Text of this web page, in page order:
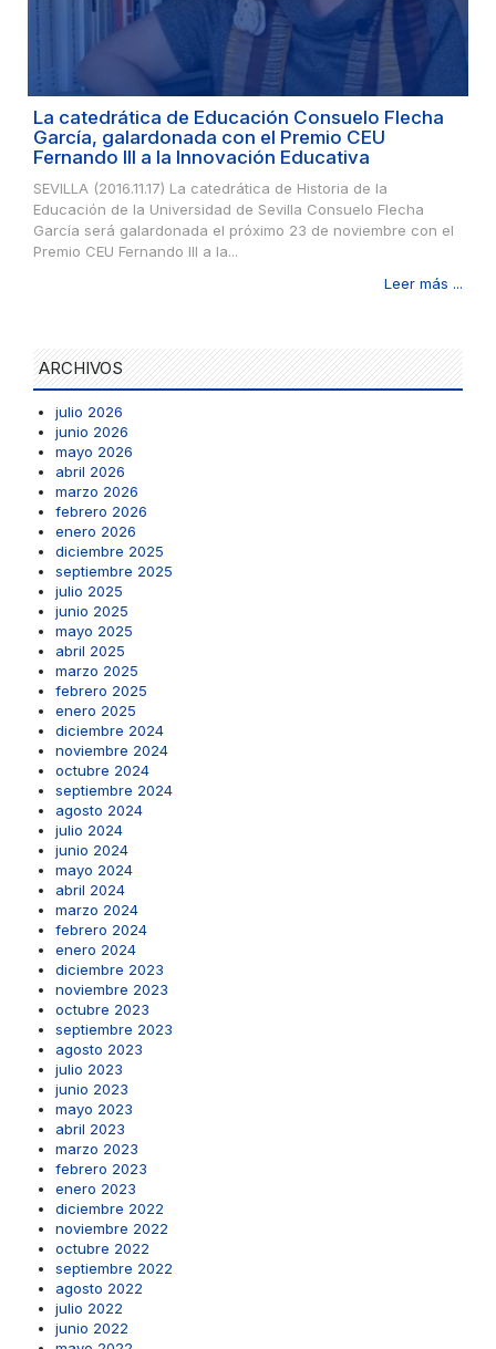
La catedrática de Educación Consuelo Flecha
García, galardonada con el Premio CEU
Fernando III a la Innovación Educativa
SEVILLA (2016.11.17) La catedrática de Historia de la
Educación de la Universidad de Sevilla Consuelo Flecha
García será galardonada el próximo 23 de noviembre con el
Premio CEU Fernando III a la...
Leer más ...
ARCHIVOS
julio 2026
junio 2026
mayo 2026
abril 2026
marzo 2026
febrero 2026
enero 2026
diciembre 2025
septiembre 2025
julio 2025
junio 2025
mayo 2025
abril 2025
marzo 2025
febrero 2025
enero 2025
diciembre 2024
noviembre 2024
octubre 2024
septiembre 2024
agosto 2024
julio 2024
junio 2024
mayo 2024
abril 2024
marzo 2024
febrero 2024
enero 2024
diciembre 2023
noviembre 2023
octubre 2023
septiembre 2023
agosto 2023
julio 2023
junio 2023
mayo 2023
abril 2023
marzo 2023
febrero 2023
enero 2023
diciembre 2022
noviembre 2022
octubre 2022
septiembre 2022
agosto 2022
julio 2022
junio 2022